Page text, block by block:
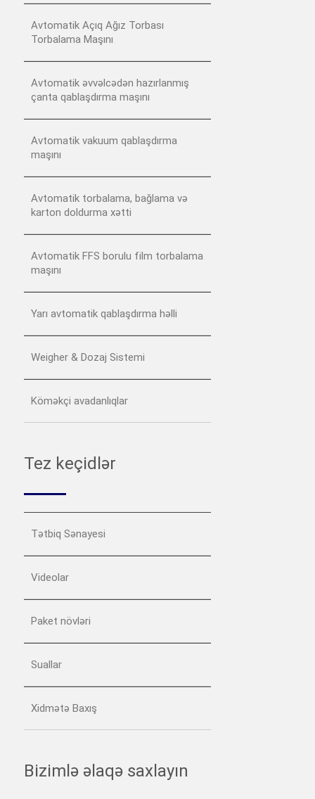
Avtomatik Açıq Ağız Torbası
Torbalama Maşını
Avtomatik əvvəlcədən hazırlanmış
çanta qablaşdırma maşını
Avtomatik vakuum qablaşdırma
maşını
Avtomatik torbalama, bağlama və
karton doldurma xətti
Avtomatik FFS borulu film torbalama
maşını
Yarı avtomatik qablaşdırma həlli
Weigher & Dozaj Sistemi
Köməkçi avadanlıqlar
Tez keçidlər
Tətbiq Sənayesi
Videolar
Paket növləri
Suallar
Xidmətə Baxış
Bizimlə əlaqə saxlayın